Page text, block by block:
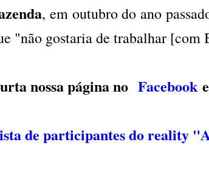
, em outubro do ano
"não gostaria de trabalhar [com
nossa página no Facebook e
de participantes do reality